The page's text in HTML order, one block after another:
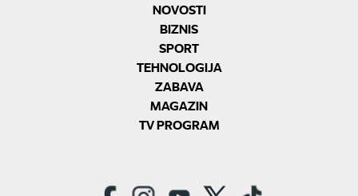
NOVOSTI
BIZNIS
SPORT
TEHNOLOGIJA
ZABAVA
MAGAZIN
TV PROGRAM